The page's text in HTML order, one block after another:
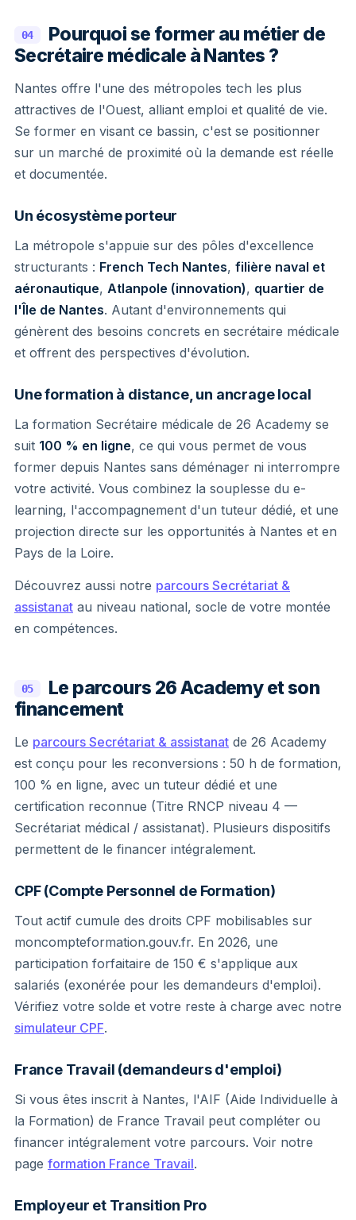
04
Pourquoi se former au métier de
Secrétaire médicale à Nantes ?
Nantes offre l'une des métropoles tech les plus
attractives de l'Ouest, alliant emploi et qualité de vie.
Se former en visant ce bassin, c'est se positionner
sur un marché de proximité où la demande est réelle
et documentée.
Un écosystème porteur
La métropole s'appuie sur des pôles d'excellence
structurants : French Tech Nantes, filière naval et
aéronautique, Atlanpole (innovation), quartier de
l'Île de Nantes. Autant d'environnements qui
génèrent des besoins concrets en secrétaire médicale
et offrent des perspectives d'évolution.
Une formation à distance, un ancrage local
La formation Secrétaire médicale de 26 Academy se
suit 100 % en ligne, ce qui vous permet de vous
former depuis Nantes sans déménager ni interrompre
votre activité. Vous combinez la souplesse du e-
learning, l'accompagnement d'un tuteur dédié, et une
projection directe sur les opportunités à Nantes et en
Pays de la Loire.
Découvrez aussi notre parcours Secrétariat &
assistanat au niveau national, socle de votre montée
en compétences.
05
Le parcours 26 Academy et son
financement
Le parcours Secrétariat & assistanat de 26 Academy
est conçu pour les reconversions : 50 h de formation,
100 % en ligne, avec un tuteur dédié et une
certification reconnue (Titre RNCP niveau 4 —
Secrétariat médical / assistanat). Plusieurs dispositifs
permettent de le financer intégralement.
CPF (Compte Personnel de Formation)
Tout actif cumule des droits CPF mobilisables sur
moncompteformation.gouv.fr. En 2026, une
participation forfaitaire de 150 € s'applique aux
salariés (exonérée pour les demandeurs d'emploi).
Vérifiez votre solde et votre reste à charge avec notre
simulateur CPF.
France Travail (demandeurs d'emploi)
Si vous êtes inscrit à Nantes, l'AIF (Aide Individuelle à
la Formation) de France Travail peut compléter ou
financer intégralement votre parcours. Voir notre
page formation France Travail.
Employeur et Transition Pro